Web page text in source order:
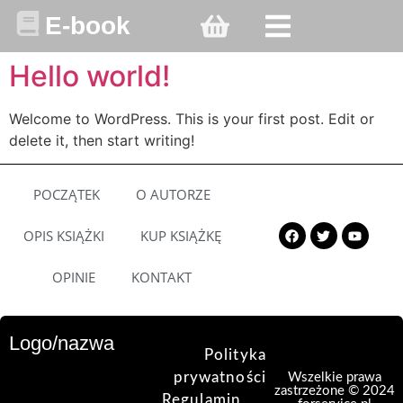
E-book
Hello world!
Welcome to WordPress. This is your first post. Edit or
delete it, then start writing!
POCZĄTEK O AUTORZE
OPIS KSIĄŻKI KUP KSIĄŻKĘ
OPINIE KONTAKT
Wszelkie prawa
zastrzeżone © 2024
Logo/nazwa
Polityka
prywatności